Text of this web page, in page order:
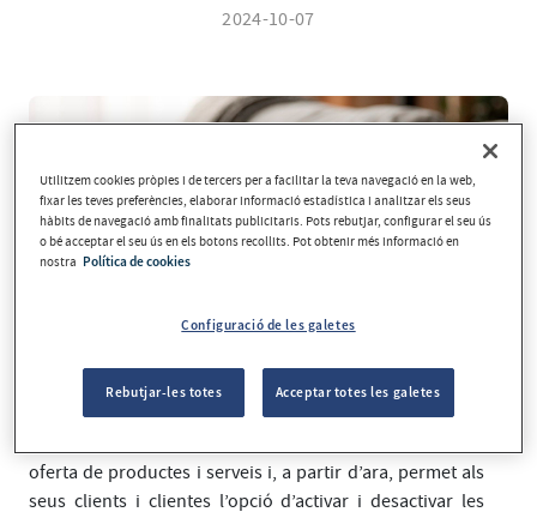
2024-10-07
oferta de productes i serveis i, a partir d’ara, permet als
seus clients i clientes l’opció d’activar i desactivar les
Utilitzem cookies pròpies i de tercers per a facilitar la teva navegació en la web,
fixar les teves preferències, elaborar informació estadística i analitzar els seus
hàbits de navegació amb finalitats publicitaris. Pots rebutjar, configurar el seu ús
o bé acceptar el seu ús en els botons recollits. Pot obtenir més informació en
nostra Política de cookies
Configuració de les galetes
Rebutjar-les totes Acceptar totes les galetes